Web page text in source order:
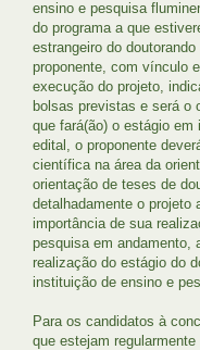
ensino e pesquisa
do programa a que
estrangeiro do
proponente, com vínculo
execução do projeto,
bolsas previstas e será o
que fará(ão) o estágio
edital, o proponente
científica na área da
orientação de teses de
detalhadamente o projeto
importância de sua
pesquisa em andamento,
realização do estágio do
instituição de ensino e
Para os candidatos à
que estejam